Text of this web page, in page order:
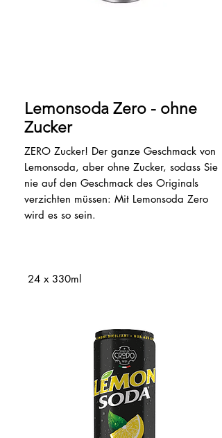
Lemonsoda Zero - ohne
Zucker
ZERO Zucker! Der ganze Geschmack von
Lemonsoda, aber ohne Zucker, sodass Sie
nie auf den Geschmack des Originals
verzichten müssen: Mit Lemonsoda Zero
wird es so sein.
24 x 330ml